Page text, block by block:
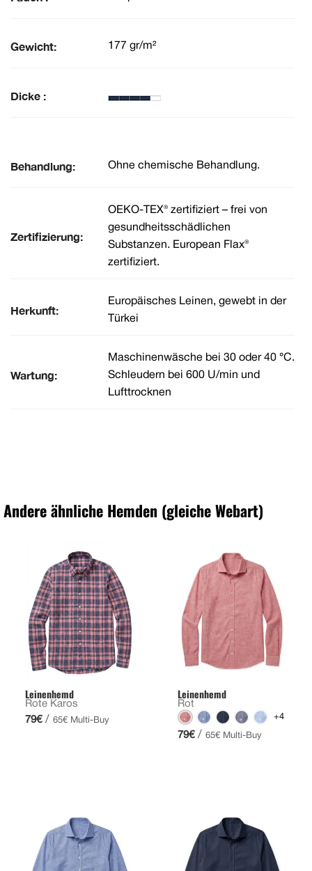
Gewicht: 177 gr/m²
Dicke :
Behandlung: Ohne chemische Behandlung.
Zertifizierung:
OEKO-TEX® zertifiziert – frei von
gesundheitsschädlichen
Substanzen. European Flax®
zertifiziert.
Herkunft:
Europäisches Leinen, gewebt in der
Türkei
Wartung:
Maschinenwäsche bei 30 oder 40 °C.
Schleudern bei 600 U/min und
Lufttrocknen
Andere ähnliche Hemden (gleiche Webart)
Leinenhemd
Rote Karos
79€ / 65€ Multi-Buy
Leinenhemd
Rot
+4
79€ / 65€ Multi-Buy